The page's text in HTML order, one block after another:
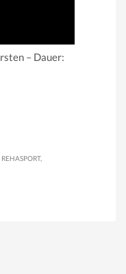
– Dauer:
REHASPORT